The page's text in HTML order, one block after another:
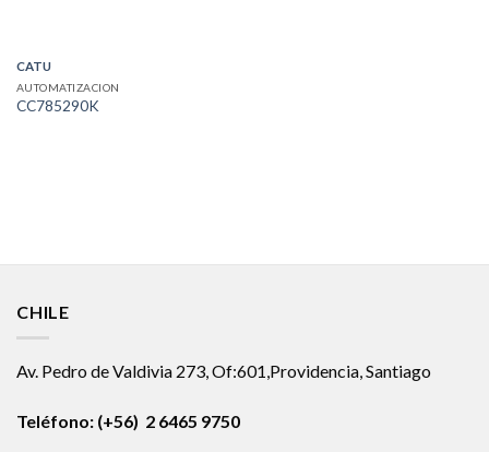
CATU
AUTOMATIZACION
CC785290K
CHILE
Av. Pedro de Valdivia 273, Of:601,Providencia, Santiago
Teléfono: (+56) 2 6465 9750